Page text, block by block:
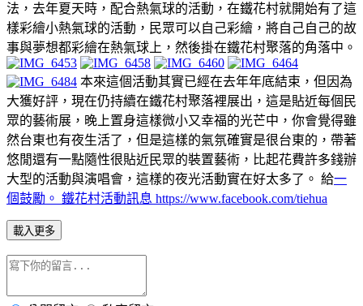
法，去年夏天時，配合熱氣球的活動，在鐵花村就開始有了這
樣彩繪小熱氣球的活動，民眾可以自己彩繪，將自己自己的故
事與夢想都彩繪在熱氣球上，然後掛在鐵花村聚落的角落中。
本來這個活動其實已經在去年年底結束，但因為
大獲好評，現在仍持續在鐵花村聚落裡展出，這是貼近每個民
眾的藝術展，晚上置身這樣微小又幸福的光芒中，你會覺得雖
然台東也有夜生活了，但是這樣的氣氛確實是很台東的，帶著
悠閒還有一點隨性很貼近民眾的裝置藝術，比起花費許多錢辦
大型的活動與演唱會，這樣的夜光活動實在好太多了。 給一
個鼓勵。 鐵花村活動訊息 https://www.facebook.com/tiehua
載入更多